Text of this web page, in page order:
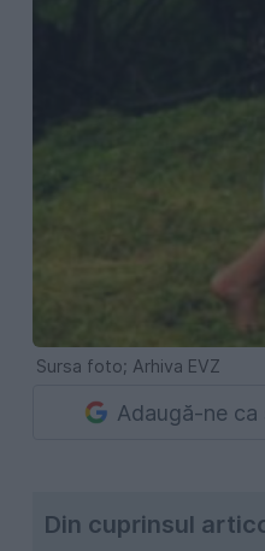
Sursa foto; Arhiva EVZ
Adaugă-ne
Din cuprinsul